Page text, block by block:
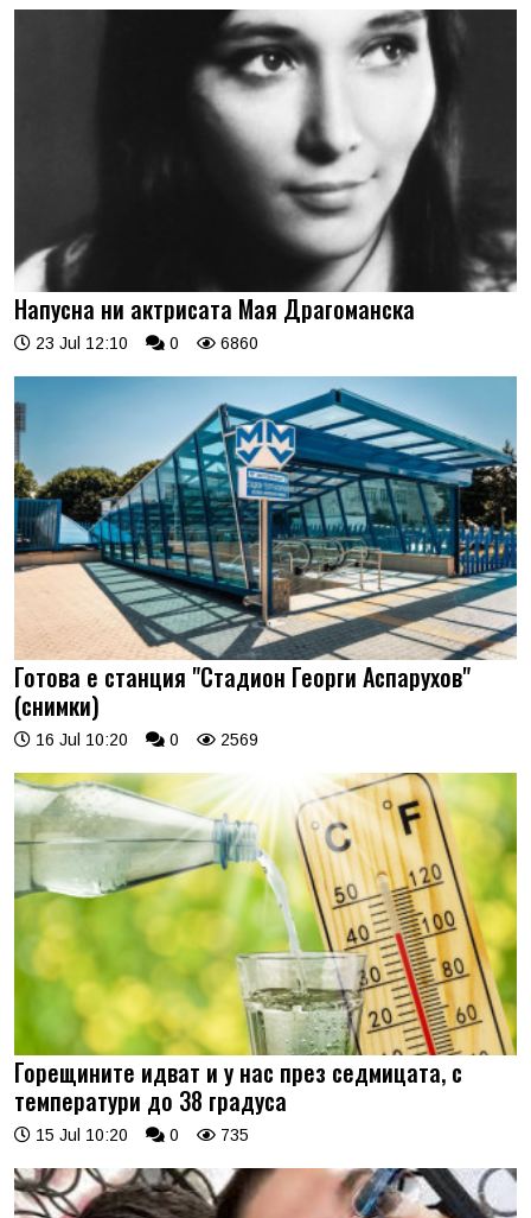
Напусна ни актрисата Мая Драгоманска
23 Jul 12:10 0 6860
Готова е станция "Стадион Георги Аспарухов"
(снимки)
16 Jul 10:20 0 2569
Горещините идват и у нас през седмицата, с
температури до 38 градуса
15 Jul 10:20 0 735